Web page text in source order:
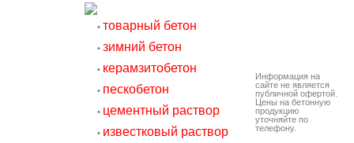
• товарный бетон
• зимний бетон
• керамзитобетон
• пескобетон
• цементный раствор
• известковый раствор
Информация на
сайте не является
публичной офертой.
Цены на бетонную
продукцию
уточняйте по
телефону.